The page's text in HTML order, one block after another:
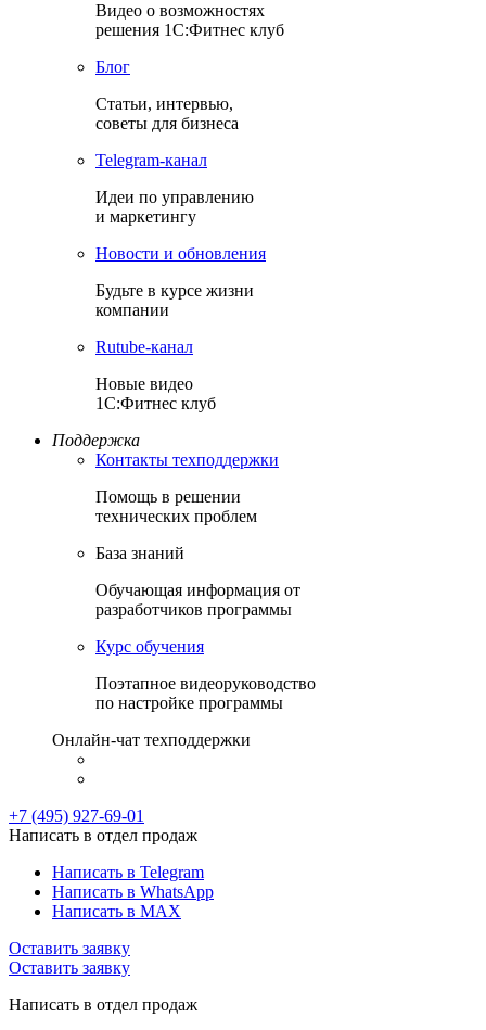
Видео о возможностях
решения 1С:Фитнес клуб
Блог
Статьи, интервью,
советы для бизнеса
Теlegram-канал
Идеи по управлению
и маркетингу
Новости и обновления
Будьте в курсе жизни
компании
Rutube-канал
Новые видео
1С:Фитнес клуб
Поддержка
Контакты техподдержки
Помощь в решении
технических проблем
База знаний
Обучающая информация от
разработчиков программы
Курс обучения
Поэтапное видеоруководство
по настройке программы
Онлайн-чат техподдержки
+7 (495) 927-69-01
Написать в отдел продаж
Написать в Telegram
Написать в WhatsApp
Написать в MAX
Оставить заявку
Оставить заявку
Написать в отдел продаж